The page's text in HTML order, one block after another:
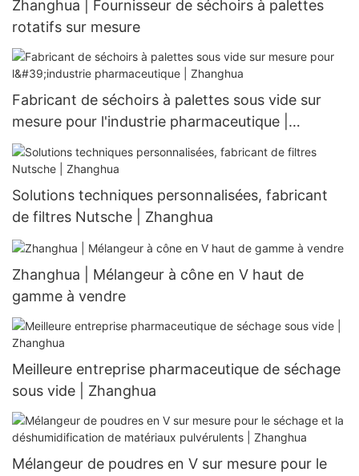
Zhanghua | Fournisseur de séchoirs à palettes
rotatifs sur mesure
Fabricant de séchoirs à palettes sous vide sur
mesure pour l'industrie pharmaceutique |
Zhanghua
Solutions techniques personnalisées, fabricant
de filtres Nutsche | Zhanghua
Zhanghua | Mélangeur à cône en V haut de
gamme à vendre
Meilleure entreprise pharmaceutique de séchage
sous vide | Zhanghua
Mélangeur de poudres en V sur mesure pour le